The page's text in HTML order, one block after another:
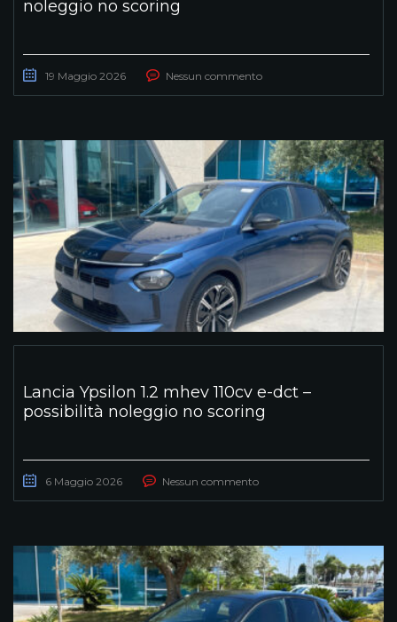
noleggio no scoring
19 Maggio 2026 Nessun commento
Lancia Ypsilon 1.2 mhev 110cv e-dct –
possibilità noleggio no scoring
6 Maggio 2026 Nessun commento